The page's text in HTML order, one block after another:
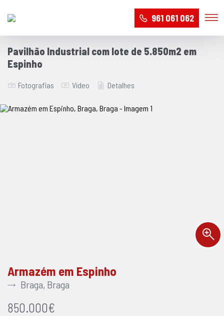
961 061 062
Pavilhão Industrial com lote de 5.850m2 em
Espinho
Fotografias Vídeo Detalhes
Armazém em Espinho
Braga, Braga
850.000€